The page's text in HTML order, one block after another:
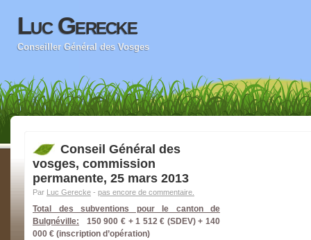
Luc Gerecke
Conseiller Général des Vosges
Conseil Général des
vosges, commission
permanente, 25 mars 2013
Par Luc Gerecke - pas encore de commentaire.
Total des subventions pour le canton de
Bulgnéville: 150 900 € + 1 512 € (SDEV) + 140
000 € (inscription d’opération)